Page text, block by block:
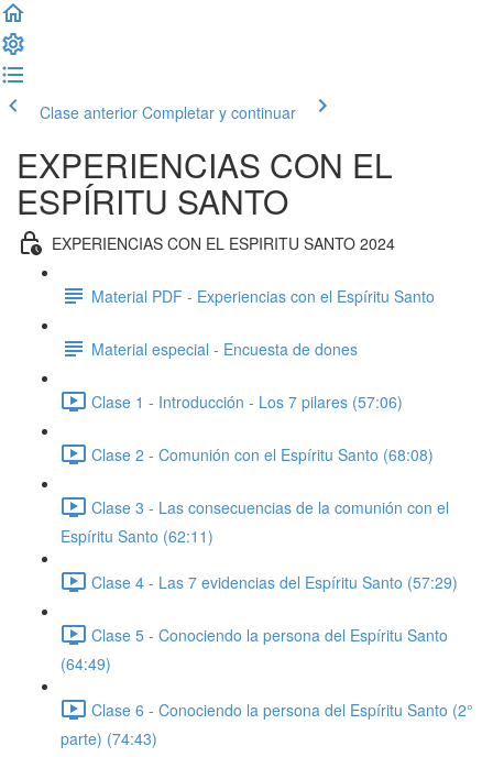
Clase anterior Completar y continuar
EXPERIENCIAS CON EL
ESPÍRITU SANTO
EXPERIENCIAS CON EL ESPIRITU SANTO 2024
Material PDF - Experiencias con el Espíritu Santo
Material especial - Encuesta de dones
Clase 1 - Introducción - Los 7 pilares (57:06)
Clase 2 - Comunión con el Espíritu Santo (68:08)
Clase 3 - Las consecuencias de la comunión con el
Espíritu Santo (62:11)
Clase 4 - Las 7 evidencias del Espíritu Santo (57:29)
Clase 5 - Conociendo la persona del Espíritu Santo
(64:49)
Clase 6 - Conociendo la persona del Espíritu Santo (2°
parte) (74:43)